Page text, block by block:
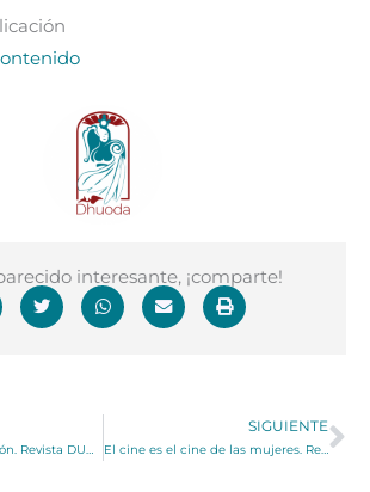
interesante, ¡comparte!
La libertad en relación. Revista DUODA — Número 26 (2004)
SIGUIENTE
El cine es el cine de las mujeres. Revista DUODA — Número 24 (2003)